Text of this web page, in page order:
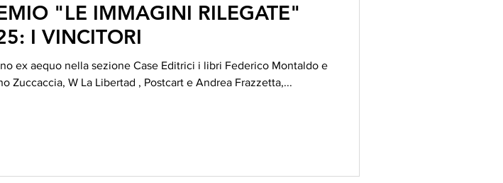
"LE IMMAGINI RILEGATE"
I VINCITORI
aequo nella sezione Case Editrici i libri Federico Montaldo e
Zuccaccia, W La Libertad , Postcart e Andrea Frazzetta,...